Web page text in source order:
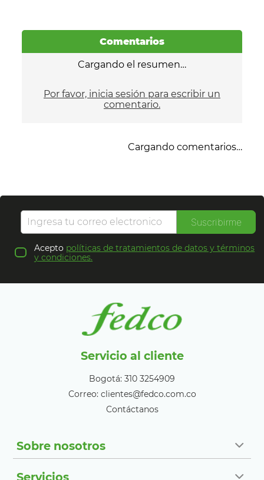
Comentarios
Cargando el resumen…
Por favor, inicia sesión para escribir un
comentario.
Cargando comentarios…
Suscribirme
Acepto políticas de tratamientos de datos y términos
y condiciones.
Servicio al cliente
Bogotá: 310 3254909
Correo: clientes@fedco.com.co
Contáctanos
Sobre nosotros